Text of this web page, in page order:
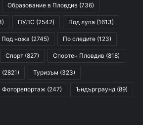
Образование в Пловдив (736)
ПУЛС (2542) Под лупа (1613)
Под ножа (2745) По следите (123)
Спорт (827) Спортен Пловдив (818)
(2821) Туризъм (323)
Фоторепортаж (247) Ъндърграунд (89)